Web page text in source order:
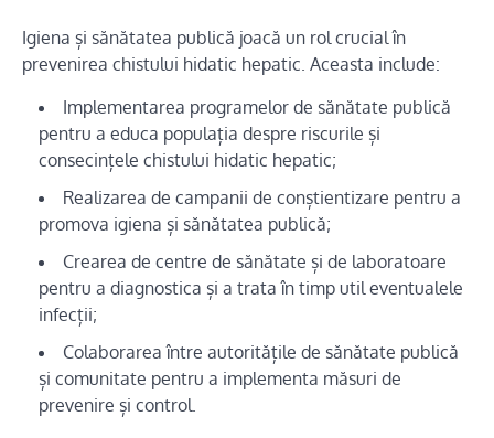
Igiena și sănătatea publică joacă un rol crucial în
prevenirea chistului hidatic hepatic. Aceasta include:
Implementarea programelor de sănătate publică
pentru a educa populația despre riscurile și
consecințele chistului hidatic hepatic;
Realizarea de campanii de conștientizare pentru a
promova igiena și sănătatea publică;
Crearea de centre de sănătate și de laboratoare
pentru a diagnostica și a trata în timp util eventualele
infecții;
Colaborarea între autoritățile de sănătate publică
și comunitate pentru a implementa măsuri de
prevenire și control.